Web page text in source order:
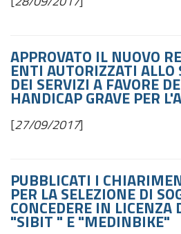
APPROVATO IL NUOVO
ENTI AUTORIZZATI ALLO
DEI SERVIZI A FAVORE
HANDICAP GRAVE PER
[27/09/2017]
PUBBLICATI I
PER LA SELEZIONE DI
CONCEDERE IN LICENZA
"SIBIT " E "MEDINBIKE"